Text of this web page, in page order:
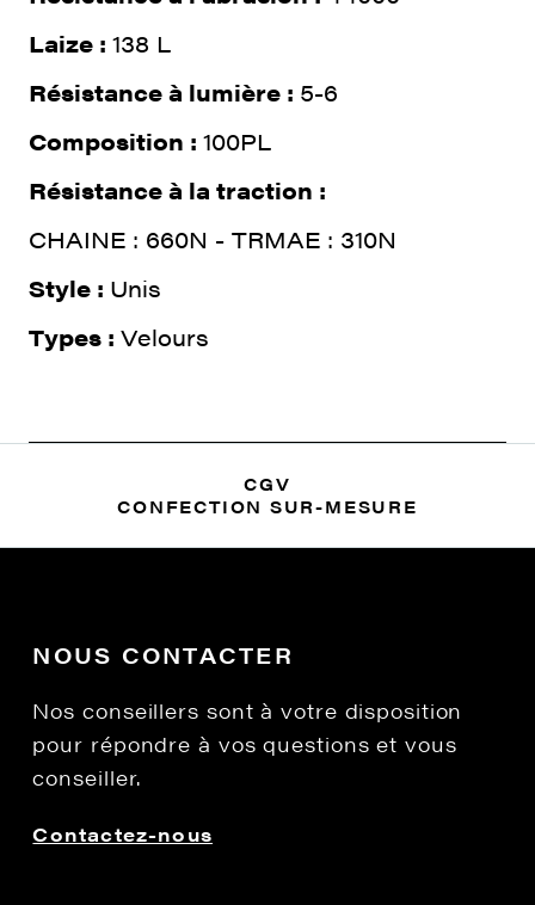
Laize : 138 L
Résistance à lumière : 5-6
Composition : 100PL
Résistance à la traction :
CHAINE : 660N - TRMAE : 310N
Style : Unis
Types : Velours
CGV
CONFECTION SUR-MESURE
NOUS CONTACTER
Nos conseillers sont à votre disposition
pour répondre à vos questions et vous
conseiller.
Contactez-nous